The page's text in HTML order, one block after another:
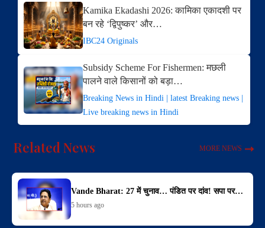
Kamika Ekadashi 2026: कामिका एकादशी पर
बन रहे ‘द्विपुष्कर’ और…
IBC24 Originals
Subsidy Scheme For Fishermen: मछली
पालने वाले किसानों को बड़ा…
Breaking News in Hindi | latest Breaking news |
Live breaking news in Hindi
Related News MORE NEWS
Vande Bharat: 27 में चुनाव… पंडित पर दांव! सपा पर…
5 hours ago